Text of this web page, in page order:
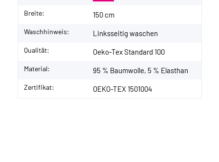
Breite: 150 cm
Waschhinweis: Linksseitig waschen
Qualität: Oeko-Tex Standard 100
Material: 95 % Baumwolle, 5 % Elasthan
Zertifikat: OEKO-TEX 1501004